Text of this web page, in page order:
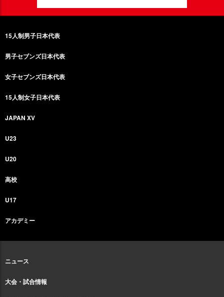
15人制男子日本代表
男子セブンズ日本代表
女子セブンズ日本代表
15人制女子日本代表
JAPAN XV
U23
U20
高校
U17
アカデミー
ニュース
大会・試合情報